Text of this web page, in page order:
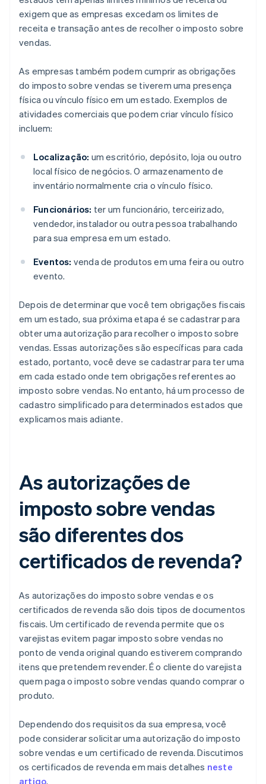
exigem que as empresas excedam os limites de
receita e transação antes de recolher o imposto sobre
vendas.
As empresas também podem cumprir as obrigações
do imposto sobre vendas se tiverem uma presença
física ou vínculo físico em um estado. Exemplos de
atividades comerciais que podem criar vínculo físico
incluem:
Localização: um escritório, depósito, loja ou outro
local físico de negócios. O armazenamento de
inventário normalmente cria o vínculo físico.
Funcionários: ter um funcionário, terceirizado,
vendedor, instalador ou outra pessoa trabalhando
para sua empresa em um estado.
Eventos: venda de produtos em uma feira ou outro
evento.
Depois de determinar que você tem obrigações fiscais
em um estado, sua próxima etapa é se cadastrar para
obter uma autorização para recolher o imposto sobre
vendas. Essas autorizações são específicas para cada
estado, portanto, você deve se cadastrar para ter uma
em cada estado onde tem obrigações referentes ao
imposto sobre vendas. No entanto, há um processo de
cadastro simplificado para determinados estados que
explicamos mais adiante.
As autorizações de
imposto sobre vendas
são diferentes dos
certificados de revenda?
As autorizações do imposto sobre vendas e os
certificados de revenda são dois tipos de documentos
fiscais. Um certificado de revenda permite que os
varejistas evitem pagar imposto sobre vendas no
ponto de venda original quando estiverem comprando
itens que pretendem revender. É o cliente do varejista
quem paga o imposto sobre vendas quando comprar o
produto.
Dependendo dos requisitos da sua empresa, você
pode considerar solicitar uma autorização do imposto
sobre vendas e um certificado de revenda. Discutimos
os certificados de revenda em mais detalhes neste
artigo.